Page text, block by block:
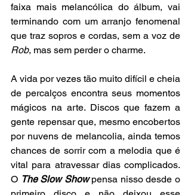
faixa mais melancólica do álbum, vai
terminando com um arranjo fenomenal
Rob, mas sem perder o charme.
A vida por vezes tão muito difícil e cheia
de percalços encontra seus momentos
mágicos na arte. Discos que fazem a
gente repensar que, mesmo encobertos
por nuvens de melancolia, ainda temos
chances de sorrir com a melodia que é
vital para atravessar dias complicados.
O The Slow Show pensa nisso desde o